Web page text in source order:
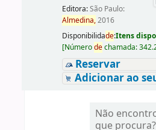
Editora:São Paulo:
Almedina,2016
Disponibilidade:Itens
[Númerodechamada:
Reservar
Adicionar ao
Não
que procura?